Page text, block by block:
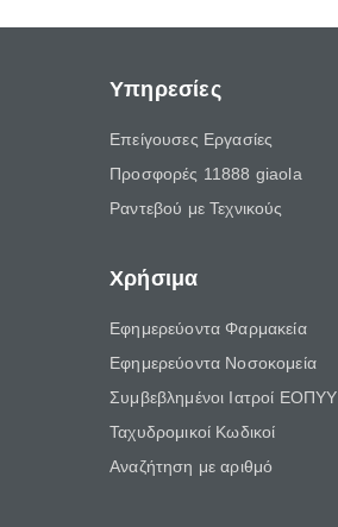
Υπηρεσίες
Επείγουσες Εργασίες
Προσφορές 11888 giaola
Ραντεβού με Τεχνικούς
Χρήσιμα
Εφημερεύοντα Φαρμακεία
Εφημερεύοντα Νοσοκομεία
Συμβεβλημένοι Ιατροί ΕΟΠΥΥ
Ταχυδρομικοί Κωδικοί
Αναζήτηση με αριθμό